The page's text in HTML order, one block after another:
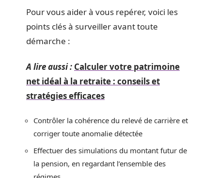
Pour vous aider à vous repérer, voici les
points clés à surveiller avant toute
démarche :
A lire aussi : Calculer votre patrimoine
net idéal à la retraite : conseils et
stratégies efficaces
Contrôler la cohérence du relevé de carrière et
corriger toute anomalie détectée
Effectuer des simulations du montant futur de
la pension, en regardant l’ensemble des